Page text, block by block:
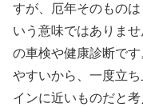
すが、厄年そのもの
いう意味ではありま
の車検や健康診断で
やすいから、一度立
インに近いものだと